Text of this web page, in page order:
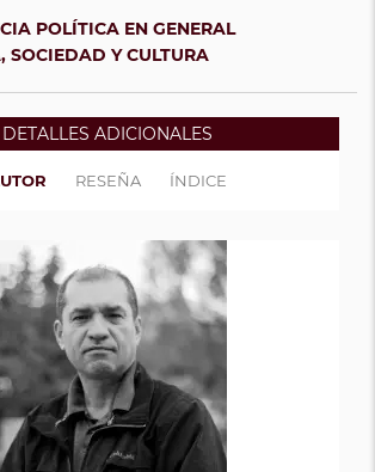
POLÍTICA EN GENERAL
SOCIEDAD Y CULTURA
DETALLES ADICIONALES
RESEÑA ÍNDICE